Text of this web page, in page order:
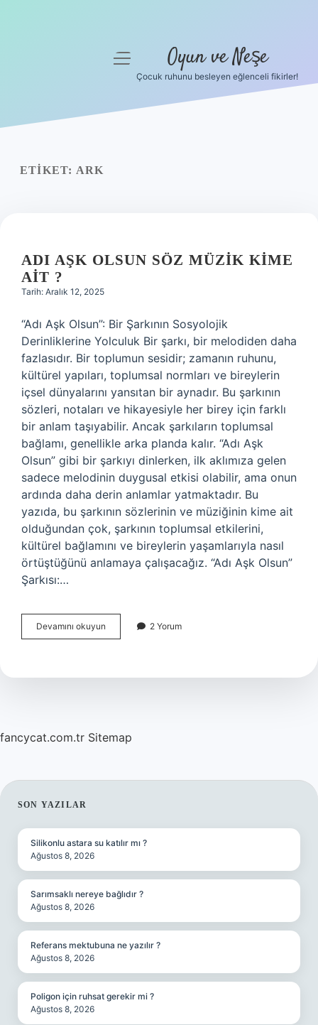
Yasal Uyarı
menüyü
Oyun ve Neşe
Çocuk ruhunu besleyen eğlenceli fikirler!
ETIKET: ARK
ADI AŞK OLSUN SÖZ MÜZIK KIME
AIT ?
Tarih: Aralık 12, 2025
“Adı Aşk Olsun”: Bir Şarkının Sosyolojik
Derinliklerine Yolculuk Bir şarkı, bir melodiden daha
fazlasıdır. Bir toplumun sesidir; zamanın ruhunu,
kültürel yapıları, toplumsal normları ve bireylerin
içsel dünyalarını yansıtan bir aynadır. Bu şarkının
sözleri, notaları ve hikayesiyle her birey için farklı
bir anlam taşıyabilir. Ancak şarkıların toplumsal
bağlamı, genellikle arka planda kalır. “Adı Aşk
Olsun” gibi bir şarkıyı dinlerken, ilk aklımıza gelen
sadece melodinin duygusal etkisi olabilir, ama onun
ardında daha derin anlamlar yatmaktadır. Bu
yazıda, bu şarkının sözlerinin ve müziğinin kime ait
olduğundan çok, şarkının toplumsal etkilerini,
kültürel bağlamını ve bireylerin yaşamlarıyla nasıl
örtüştüğünü anlamaya çalışacağız. “Adı Aşk Olsun”
Şarkısı:…
Devamını okuyun
aşk
müzik
2 Yorum
fancycat.com.tr Sitemap
SIDEBAR
SON YAZILAR
Silikonlu astara su katılır mı ?
Ağustos 8, 2026
Sarımsaklı nereye bağlıdır ?
Ağustos 8, 2026
Referans mektubuna ne yazılır ?
Ağustos 8, 2026
Poligon için ruhsat gerekir mi ?
Ağustos 8, 2026